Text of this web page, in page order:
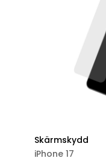
Skärmskydd
iPhone 17